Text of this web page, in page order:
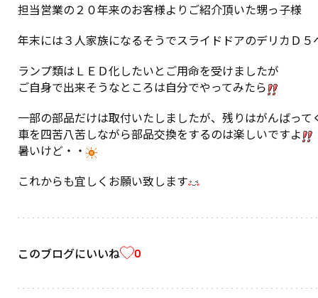
担当営業の２０年来のお客様よりご紹介頂いた甥っ子様
年末には３人家族になるそうでスライドドアのデリカＤ５
ランプ類はＬＥＤ化したいとご用命を受けましたが
ご自身で出来そうなところは自分でやってみたら
一部の部品だけは取付いたしましたが、残りはがんばって
車を四苦八苦しながら部品交換をするのは楽しいですよ
暑いけど・・
これからも宜しくお願い致します
このブログにいいね 0